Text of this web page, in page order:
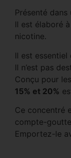
Présenté
Il est élaboré
nicotine.
Il est essentiel
Il n’est pas
Conçu pour
15% et 20%
Ce concentré
compte-
Emportez-le